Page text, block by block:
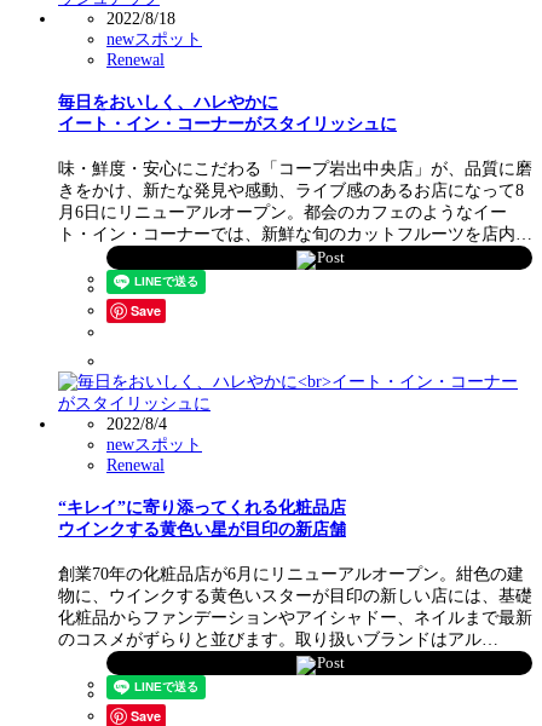
2022/8/18
newスポット
Renewal
毎日をおいしく、ハレやかに
イート・イン・コーナーがスタイリッシュに
味・鮮度・安心にこだわる「コープ岩出中央店」が、品質に磨
きをかけ、新たな発見や感動、ライブ感のあるお店になって8
月6日にリニューアルオープン。都会のカフェのようなイー
ト・イン・コーナーでは、新鮮な旬のカットフルーツを店内…
Post
Save
2022/8/4
newスポット
Renewal
“キレイ”に寄り添ってくれる化粧品店
ウインクする黄色い星が目印の新店舗
創業70年の化粧品店が6月にリニューアルオープン。紺色の建
物に、ウインクする黄色いスターが目印の新しい店には、基礎
化粧品からファンデーションやアイシャドー、ネイルまで最新
のコスメがずらりと並びます。取り扱いブランドはアル…
Post
Save